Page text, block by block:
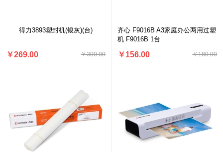
得力3893塑封机(银灰)(台)
￥300.00
￥269.00
齐心 F9016B A3家庭办公两用过塑
机 F9016B 1台
￥180.00
￥156.00